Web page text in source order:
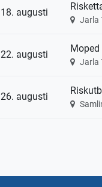
18. augusti
Jarla
22. augusti
Moped
Jarla
26. augusti